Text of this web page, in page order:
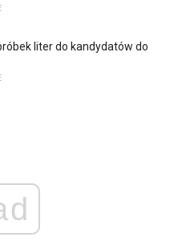
liter do kandydatów do